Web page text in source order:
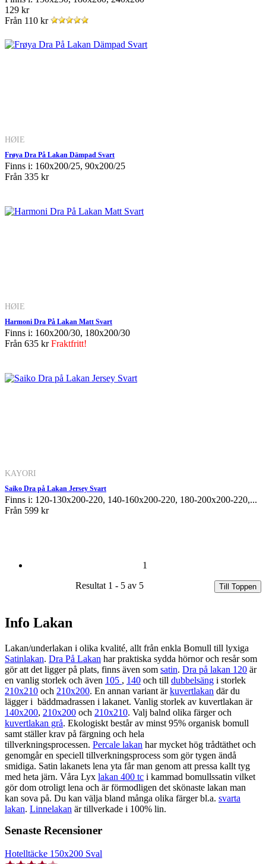
129 kr
Från 110 kr
HØIE
Frøya Dra På Lakan Dämpad Svart
Finns i: 160x200/25, 90x200/25
Från 335 kr
HØIE
Harmoni Dra På Lakan Matt Svart
Finns i: 160x200/30, 180x200/30
Från 635 krFraktfritt!
KAYORI
Saiko Dra på Lakan Jersey Svart
Finns i: 120-130x200-220, 140-160x200-220, 180-200x200-220,...
Från 599 kr
1
Resultat 1 - 5 av 5
Till Toppen
Info Lakan
Lakan/underlakan i olika kvalité, allt från enkla Bomull till lyxiga
Satinlakan. Dra På Lakan har praktiska sydda hörnor och resår som
gör att det ligger på plats, finns även som satin. Dra på lakan 120 är
en vanlig storlek och även 105 , 140 och till dubbelsäng i storlek
210x210 och 210x200. En annan variant ärkuvertlakan där du
lägger i bäddmadrassen i lakanet. Vanlig storlek av kuvertlakan är
140x200, 210x200 och 210x210. Valj balnd olika färger och
kuvertlakan grå. Ekologiskt består av minst 95% organisk bomull
samt ställer krav på färgning och hela
tillverkningsprocessen. Percale lakan har mycket hög trådtäthet och
genomgår en speciell tillverkningsprocess som gör tygen ändå
smidiga. Satin lakanets lena yta får man genom att pressa kallt tyg
med heta järn. Våra Lyx lakan 400 tc i kammad bomullssatin vilket
gör dom otroligt lena och är förmodligen det skönaste lakan man
kan sova på. Du kan välja bland många olika färger bl.a. svarta
lakan. Linnelakan är tillverkade i 100% lin.
Senaste Recensioner
Hotelltäcke 150x200 Sval